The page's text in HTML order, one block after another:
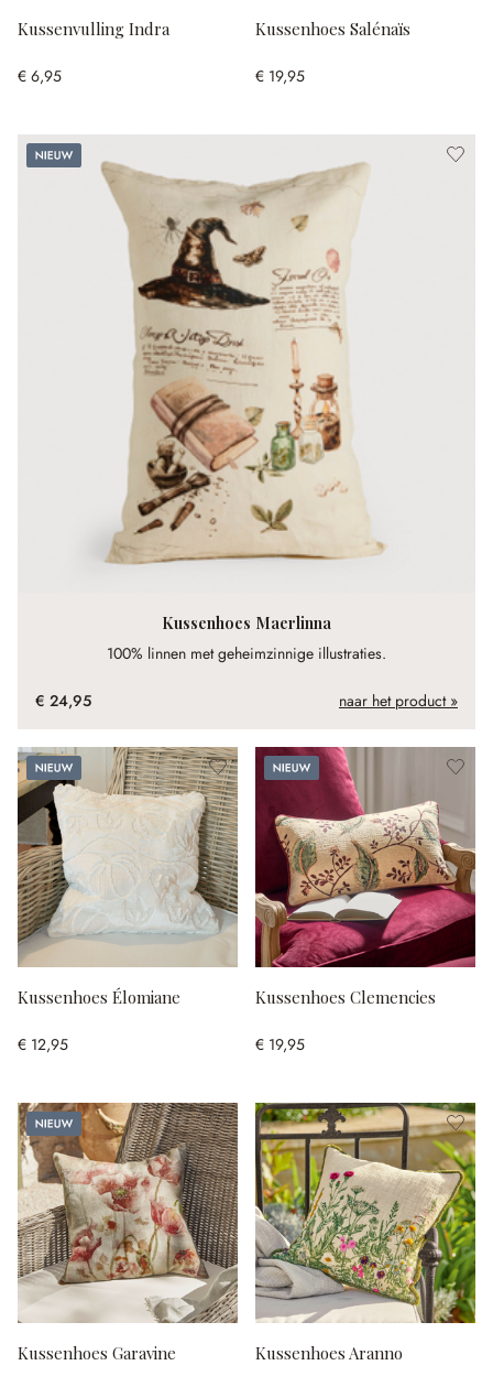
Kussenvulling Indra
€ 6,95
Nieuw
Kussenhoes Maerlinna
100% linnen met geheimzinnige illustraties.
€ 24,95 naar het product »
Kussenhoes Salénaïs
€ 19,95
Nieuw
Kussenhoes Élomiane
€ 12,95
Nieuw
Kussenhoes Clemencies
€ 19,95
Nieuw
Kussenhoes Garavine Kussenhoes Aranno